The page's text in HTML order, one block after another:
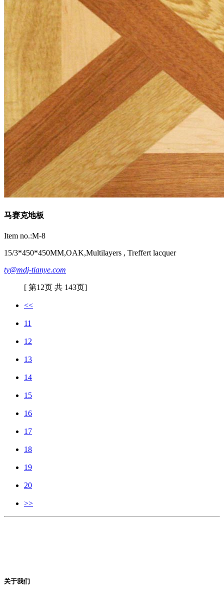
马赛克地板
Item no.:M-8
15/3*450*450MM,OAK,Multilayers , Treffert lacquer
ty@mdj-tianye.com
[ 第12页 共 143页]
<<
11
12
13
14
15
16
17
18
19
20
>>
关于我们